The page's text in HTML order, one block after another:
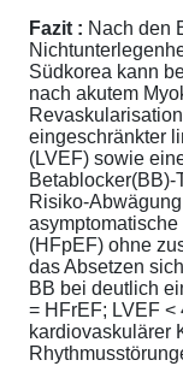
Fazit : Nach den
Südkorea kann
nach akutem
eingeschränkter
(LVEF) sowie
Risiko-
(HFpEF) ohne
das Absetzen
BB bei deutlich
= HFrEF; LVEF <
kardiovaskulärer